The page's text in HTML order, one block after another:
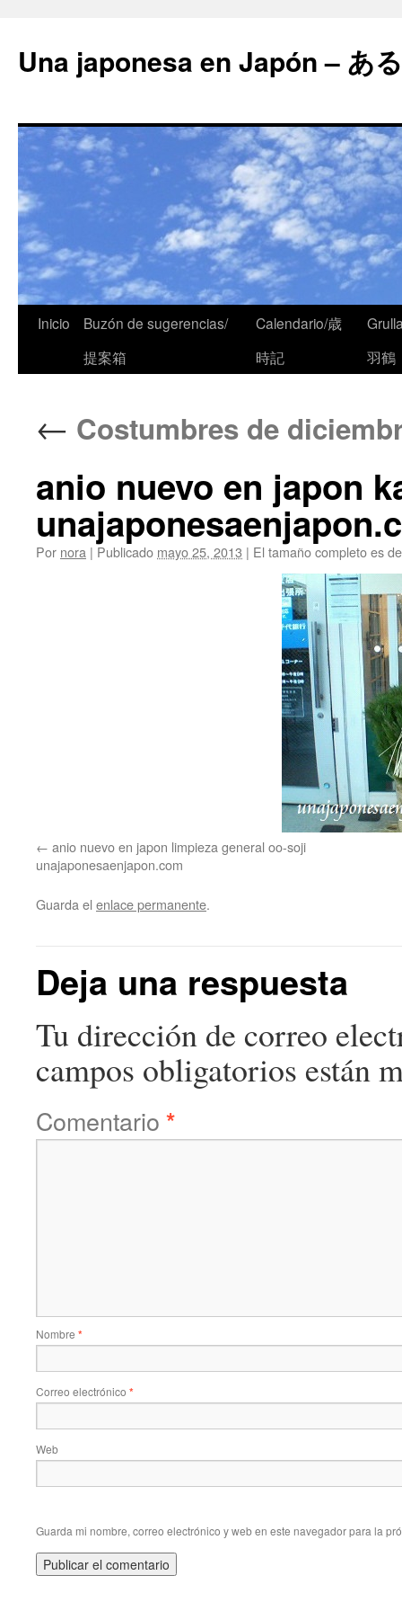
Una japonesa en Japón – あ
Inicio
Buzón de sugerencias/
提案箱
Calendario/歳
時記
羽鶴
← Costumbres de
anio nuevo en japon
Por nora | Publicado mayo 25, 2013 | El tamaño completo es
anio nuevo en japon limpieza general oo-soji
unajaponesaenjapon.com
Guarda el enlace permanente.
Deja una respuesta
Tu dirección de correo
campos obligatorios están
Comentario *
Nombre *
Correo electrónico *
Web
Guarda mi nombre, correo electrónico y web en este navegador para la